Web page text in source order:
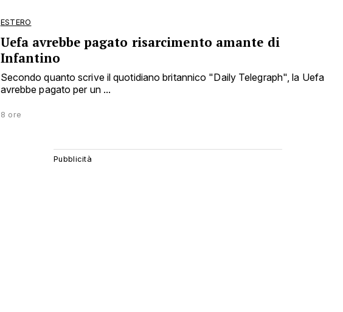
ESTERO
Uefa avrebbe pagato risarcimento amante di
Infantino
Secondo quanto scrive il quotidiano britannico "Daily Telegraph", la Uefa
avrebbe pagato per un ...
8 ore